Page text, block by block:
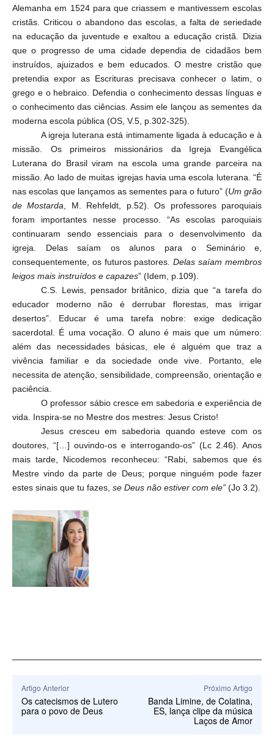
Alemanha em 1524 para que criassem e mantivessem escolas
cristãs. Criticou o abandono das escolas, a falta de seriedade
na educação da juventude e exaltou a educação cristã. Dizia
que o progresso de uma cidade dependia de cidadãos bem
instruídos, ajuizados e bem educados. O mestre cristão que
pretendia expor as Escrituras precisava conhecer o latim, o
grego e o hebraico. Defendia o conhecimento dessas línguas e
o conhecimento das ciências. Assim ele lançou as sementes da
moderna escola pública (OS, V.5, p.302-325).
A igreja luterana está intimamente ligada à educação e à
missão. Os primeiros missionários da Igreja Evangélica
Luterana do Brasil viram na escola uma grande parceira na
missão. Ao lado de muitas igrejas havia uma escola luterana. “É
nas escolas que lançamos as sementes para o futuro” (Um grão
de Mostarda, M. Rehfeldt, p.52). Os professores paroquiais
foram importantes nesse processo. “As escolas paroquiais
continuaram sendo essenciais para o desenvolvimento da
igreja. Delas saíam os alunos para o Seminário e,
consequentemente, os futuros pastores.Delas saíam membros
leigos mais instruídos e capazes” (Idem, p.109).
C.S. Lewis, pensador britânico, dizia que “a tarefa do
educador moderno não é derrubar florestas, mas irrigar
desertos”. Educar é uma tarefa nobre: exige dedicação
sacerdotal. É uma vocação. O aluno é mais que um número:
além das necessidades básicas, ele é alguém que traz a
vivência familiar e da sociedade onde vive. Portanto, ele
necessita de atenção, sensibilidade, compreensão, orientação e
paciência.
O professor sábio cresce em sabedoria e experiência de
vida. Inspira-se no Mestre dos mestres: Jesus Cristo!
Jesus cresceu em sabedoria quando esteve com os
doutores, “[…] ouvindo-os e interrogando-os” (Lc 2.46). Anos
mais tarde, Nicodemos reconheceu: “Rabi, sabemos que és
Mestre vindo da parte de Deus; porque ninguém pode fazer
estes sinais que tu fazes, se Deus não estiver com ele” (Jo 3.2).
Artigo Anterior
Os catecismos de Lutero
para o povo de Deus
Próximo Artigo
Banda Limine, de Colatina,
ES, lança clipe da música
Laços de Amor